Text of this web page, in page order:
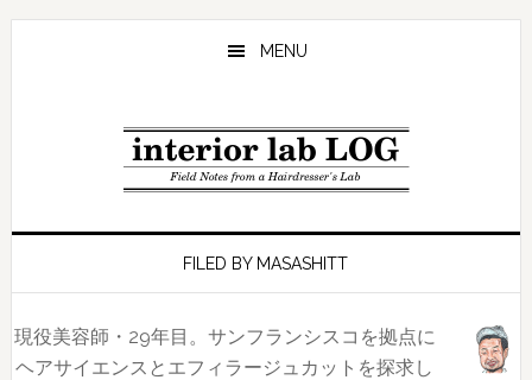
Skip
Skip
Skip
MENU
FILED BY MASASHITT
現役美容師・29年目。サンフランシスコを拠点に
ヘアサイエンスとエフィラージュカットを探求し